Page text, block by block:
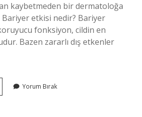
kaybetmeden bir dermatoloğa
Bariyer etkisi nedir? Bariyer
fonksiyon, cildin en
Bazen zararlı dış etkenler
Yorum Bırak